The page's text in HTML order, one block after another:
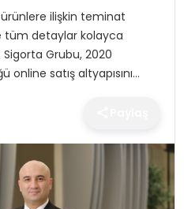
ilişkin teminat
tüm detaylar kolayca
Grubu, 2020
online satış altyapısını…